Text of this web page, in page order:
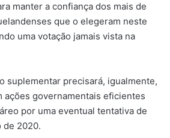
manter a confiança dos mais de
que o elegeram neste
uma votação jamais vista na
suplementar precisará, igualmente,
ações governamentais eficientes
por uma eventual tentativa de
de 2020.